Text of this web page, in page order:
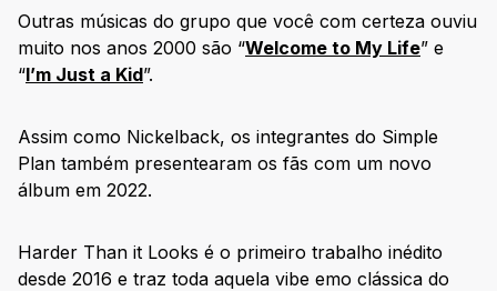
Outras músicas do grupo que você com certeza ouviu
muito nos anos 2000 são “Welcome to My Life” e
“I’m Just a Kid”.
Assim como Nickelback, os integrantes do Simple
Plan também presentearam os fãs com um novo
álbum em 2022.
Harder Than it Looks é o primeiro trabalho inédito
desde 2016 e traz toda aquela vibe emo clássica do